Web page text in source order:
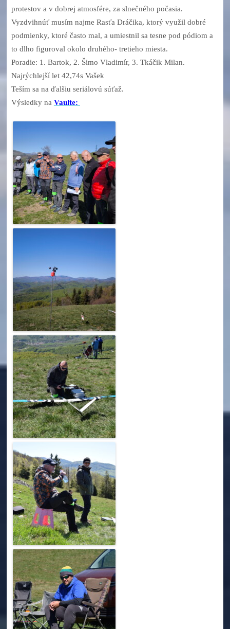
protestov a v dobrej atmosfére, za slnečného počasia.
Vyzdvihnúť musím najme Rasťa Dráčika, ktorý využil dobré
podmienky, ktoré často mal, a umiestnil sa tesne pod pódiom a
to dlho figuroval okolo druhého- tretieho miesta.
Poradie: 1. Bartok, 2. Šimo Vladimír, 3. Tkáčik Milan.
Najrýchlejší let 42,74s Vašek
Teším sa na ďalšiu seriálovú súťaž.
Výsledky na Vaulte: